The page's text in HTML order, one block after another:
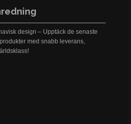
design – Upptäck de senaste
med snabb leverans,